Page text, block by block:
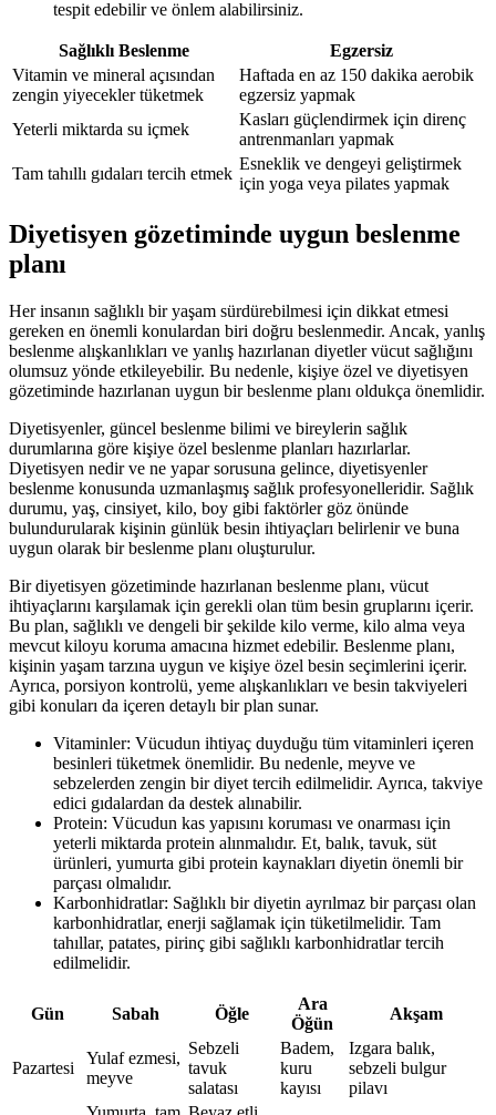
tespit edebilir ve önlem alabilirsiniz.
Sağlıklı Beslenme
Egzersiz
Vitamin ve mineral açısından
zengin yiyecekler tüketmek
Haftada en az 150 dakika aerobik
egzersiz yapmak
Yeterli miktarda su içmek
Kasları güçlendirmek için direnç
antrenmanları yapmak
Tam tahıllı gıdaları tercih etmek
Esneklik ve dengeyi geliştirmek
için yoga veya pilates yapmak
Diyetisyen gözetiminde uygun beslenme
planı
Her insanın sağlıklı bir yaşam sürdürebilmesi için dikkat etmesi
gereken en önemli konulardan biri doğru beslenmedir. Ancak, yanlış
beslenme alışkanlıkları ve yanlış hazırlanan diyetler vücut sağlığını
olumsuz yönde etkileyebilir. Bu nedenle, kişiye özel ve diyetisyen
gözetiminde hazırlanan uygun bir beslenme planı oldukça önemlidir.
Diyetisyenler, güncel beslenme bilimi ve bireylerin sağlık
durumlarına göre kişiye özel beslenme planları hazırlarlar.
Diyetisyen nedir ve ne yapar sorusuna gelince, diyetisyenler
beslenme konusunda uzmanlaşmış sağlık profesyonelleridir. Sağlık
durumu, yaş, cinsiyet, kilo, boy gibi faktörler göz önünde
bulundurularak kişinin günlük besin ihtiyaçları belirlenir ve buna
uygun olarak bir beslenme planı oluşturulur.
Bir diyetisyen gözetiminde hazırlanan beslenme planı, vücut
ihtiyaçlarını karşılamak için gerekli olan tüm besin gruplarını içerir.
Bu plan, sağlıklı ve dengeli bir şekilde kilo verme, kilo alma veya
mevcut kiloyu koruma amacına hizmet edebilir. Beslenme planı,
kişinin yaşam tarzına uygun ve kişiye özel besin seçimlerini içerir.
Ayrıca, porsiyon kontrolü, yeme alışkanlıkları ve besin takviyeleri
gibi konuları da içeren detaylı bir plan sunar.
Vitaminler: Vücudun ihtiyaç duyduğu tüm vitaminleri içeren
besinleri tüketmek önemlidir. Bu nedenle, meyve ve
sebzelerden zengin bir diyet tercih edilmelidir. Ayrıca, takviye
edici gıdalardan da destek alınabilir.
Protein: Vücudun kas yapısını koruması ve onarması için
yeterli miktarda protein alınmalıdır. Et, balık, tavuk, süt
ürünleri, yumurta gibi protein kaynakları diyetin önemli bir
parçası olmalıdır.
Karbonhidratlar: Sağlıklı bir diyetin ayrılmaz bir parçası olan
karbonhidratlar, enerji sağlamak için tüketilmelidir. Tam
tahıllar, patates, pirinç gibi sağlıklı karbonhidratlar tercih
edilmelidir.
Gün Sabah Öğle
Ara
Öğün
Akşam
Pazartesi
Yulaf ezmesi,
meyve
Sebzeli
tavuk
salatası
Badem,
kuru
kayısı
Izgara balık,
sebzeli bulgur
pilavı